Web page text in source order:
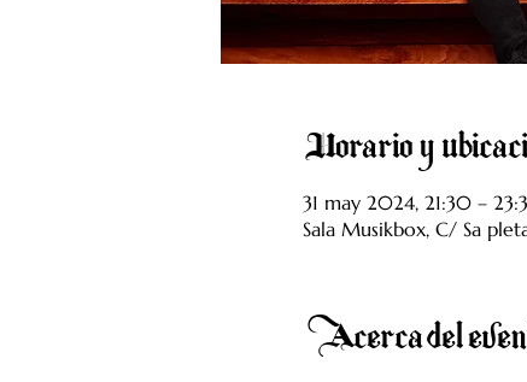
Horario y
31 may 2024, 21:30 –
Sala Musikbox, C/ Sa
Acerca del